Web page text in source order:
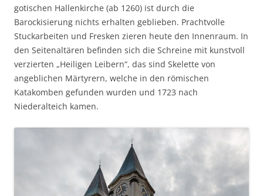
gotischen Hallenkirche (ab 1260) ist durch die
Barockisierung nichts erhalten geblieben. Prachtvolle
Stuckarbeiten und Fresken zieren heute den Innenraum. In
den Seitenaltären befinden sich die Schreine mit kunstvoll
verzierten „Heiligen Leibern“, das sind Skelette von
angeblichen Märtyrern, welche in den römischen
Katakomben gefunden wurden und 1723 nach
Niederalteich kamen.